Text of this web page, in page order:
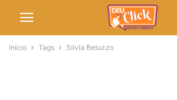
Início Tags Silvia Beluzzo